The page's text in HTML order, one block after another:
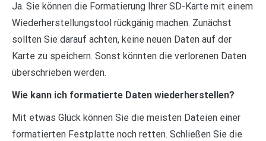
Ja. Sie können die Formatierung Ihrer SD-Karte mit einem
Wiederherstellungstool rückgänig machen. Zunächst
sollten Sie darauf achten, keine neuen Daten auf der
Karte zu speichern. Sonst könnten die verlorenen Daten
überschrieben werden.
Wie kann ich formatierte Daten wiederherstellen?
Mit etwas Glück können Sie die meisten Dateien einer
formatierten Festplatte noch retten. Schließen Sie die